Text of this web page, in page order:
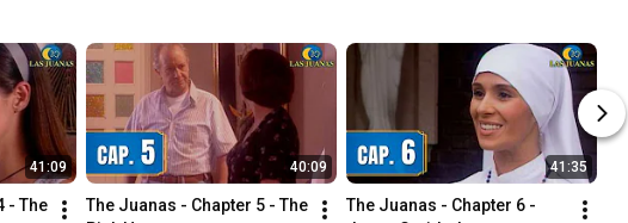
41:09
- The
40:09
The Juanas - Chapter 5 - The
41:35
The Juanas - Chapter 6 -